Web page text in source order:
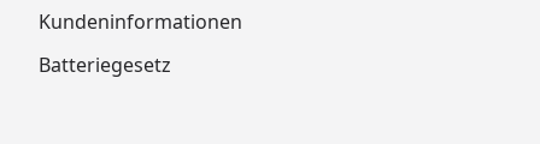
Kundeninformationen
Batteriegesetz